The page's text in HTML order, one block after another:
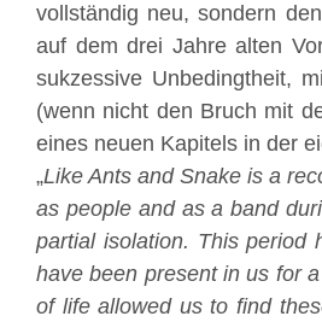
vollständig neu, sondern
auf dem drei Jahre alten
sukzessive Unbedingtheit,
(wenn nicht den Bruch mit
eines neuen Kapitels in der
„Like Ants and Snake is a
as people and as a band
partial isolation. This period
have been present in us for
of life allowed us to find